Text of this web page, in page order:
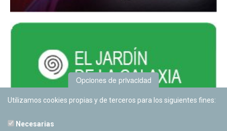
Opciones de privacidad
Utilizamos cookies propias y de terceros para los siguientes fines:
Necesarias